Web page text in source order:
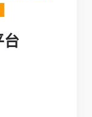
台